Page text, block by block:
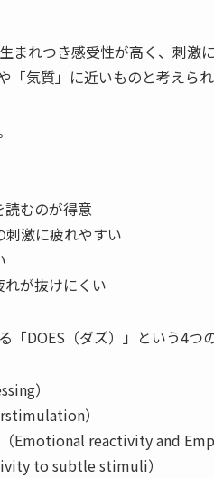
まれつき感受性が高く、刺激
気質」に近いものと考えられ
むのが得意
激に疲れやすい
が抜けにくい
DOES（ダズ）」という4つ
）
）
Emotional reactivity and
to subtle stimuli）